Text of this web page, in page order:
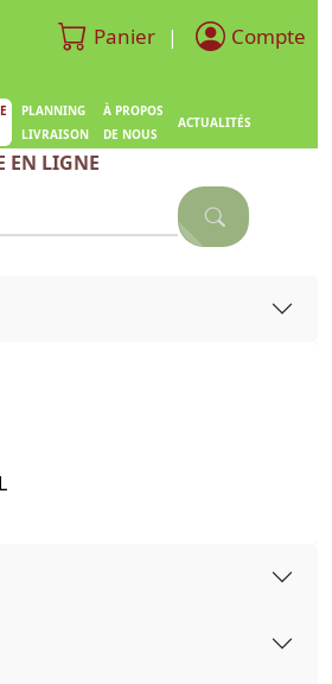
Panier | Compte
PLANNING
LIVRAISON
À PROPOS
DE NOUS
ACTUALITÉS
EN LIGNE